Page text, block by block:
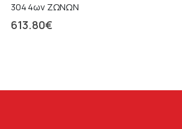
304 4ων ΖΩΝΩΝ
613.80€